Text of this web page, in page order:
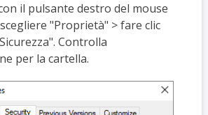
il pulsante destro del mouse
"Proprietà" > fare clic
Controlla
per la cartella.